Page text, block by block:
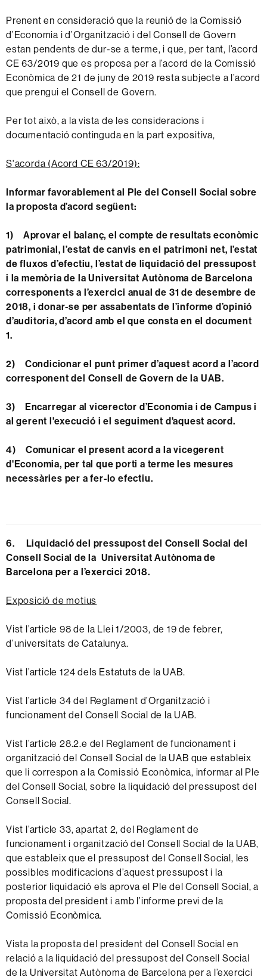
Prenent en consideració que la reunió de la Comissió
d’Economia i d’Organització i del Consell de Govern
estan pendents de dur-se a terme, i que, per tant, l’acord
CE 63/2019 que es proposa per a l’acord de la Comissió
Econòmica de 21 de juny de 2019 resta subjecte a l’acord
que prengui el Consell de Govern.
Per tot això, a la vista de les consideracions i
documentació continguda en la part expositiva,
S'acorda (Acord CE 63/2019):
Informar favorablement al Ple del Consell Social sobre
la proposta d’acord següent:
1) Aprovar el balanç, el compte de resultats econòmic
patrimonial, l’estat de canvis en el patrimoni net, l’estat
de fluxos d’efectiu, l’estat de liquidació del pressupost
i la memòria de la Universitat Autònoma de Barcelona
corresponents a l’exercici anual de 31 de desembre de
2018, i donar-se per assabentats de l’informe d’opinió
d’auditoria, d’acord amb el que consta en el document
1.
2) Condicionar el punt primer d’aquest acord a l’acord
corresponent del Consell de Govern de la UAB.
3) Encarregar al vicerector d’Economia i de Campus i
al gerent l'execució i el seguiment d'aquest acord.
4) Comunicar el present acord a la vicegerent
d'Economia, per tal que porti a terme les mesures
necessàries per a fer-lo efectiu.
6. Liquidació del pressupost del Consell Social del
Consell Social de la Universitat Autònoma de
Barcelona per a l’exercici 2018.
Exposició de motius
Vist l’article 98 de la Llei 1/2003, de 19 de febrer,
d’universitats de Catalunya.
Vist l’article 124 dels Estatuts de la UAB.
Vist l’article 34 del Reglament d’Organització i
funcionament del Consell Social de la UAB.
Vist l’article 28.2.e del Reglament de funcionament i
organització del Consell Social de la UAB que estableix
que li correspon a la Comissió Econòmica, informar al Ple
del Consell Social, sobre la liquidació del pressupost del
Consell Social.
Vist l’article 33, apartat 2, del Reglament de
funcionament i organització del Consell Social de la UAB,
que estableix que el pressupost del Consell Social, les
possibles modificacions d’aquest pressupost i la
posterior liquidació els aprova el Ple del Consell Social, a
proposta del president i amb l’informe previ de la
Comissió Econòmica.
Vista la proposta del president del Consell Social en
relació a la liquidació del pressupost del Consell Social
de la Universitat Autònoma de Barcelona per a l’exercici